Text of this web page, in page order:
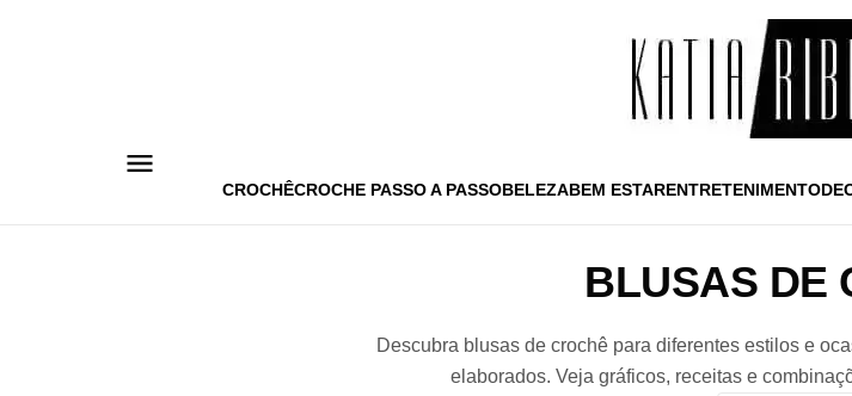
CROCHÊCROCHE PASSO A PASSOBELEZABEM ESTARENTRETENIMENTO
BLUSAS DE
Descubra blusas de crochê para diferentes estilos e
elaborados. Veja gráficos, receitas e